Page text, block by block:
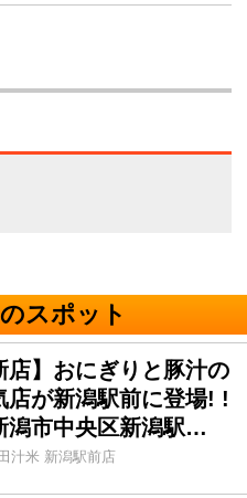
スポット
店】おにぎりと豚汁の
店が新潟駅前に登場! !
潟市中央区新潟駅…
汁米 新潟駅前店